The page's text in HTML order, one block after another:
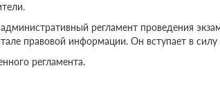
регламент проведения
правовой информации. Он вступает в силу
регламента.